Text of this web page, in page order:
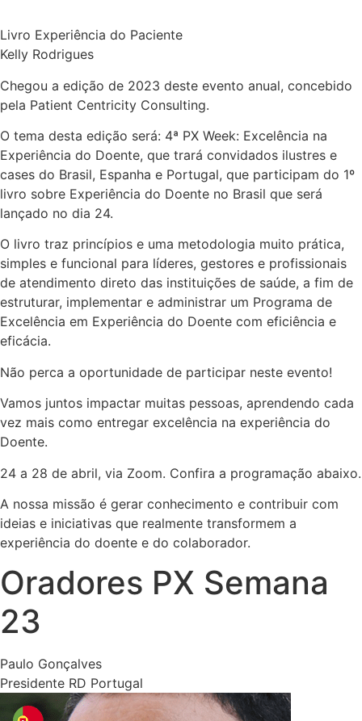
Livro Experiência do Paciente
Kelly Rodrigues
Chegou a edição de 2023 deste evento anual, concebido
pela Patient Centricity Consulting.
O tema desta edição será: 4ª PX Week: Excelência na
Experiência do Doente, que trará convidados ilustres e
cases do Brasil, Espanha e Portugal, que participam do 1º
livro sobre Experiência do Doente no Brasil que será
lançado no dia 24.
O livro traz princípios e uma metodologia muito prática,
simples e funcional para líderes, gestores e profissionais
de atendimento direto das instituições de saúde, a fim de
estruturar, implementar e administrar um Programa de
Excelência em Experiência do Doente com eficiência e
eficácia.
Não perca a oportunidade de participar neste evento!
Vamos juntos impactar muitas pessoas, aprendendo cada
vez mais como entregar excelência na experiência do
Doente.
24 a 28 de abril, via Zoom. Confira a programação abaixo.
A nossa missão é gerar conhecimento e contribuir com
ideias e iniciativas que realmente transformem a
experiência do doente e do colaborador.
Oradores PX Semana
23
Paulo Gonçalves
Presidente RD Portugal